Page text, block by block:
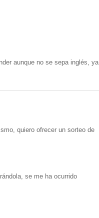
aunque no se sepa inglés, ya
quiero ofrecer un sorteo de
se me ha ocurrido